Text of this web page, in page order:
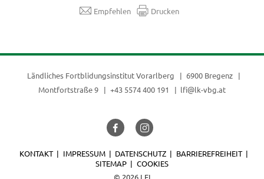
Empfehlen Drucken
Ländliches Fortblidungsinstitut Vorarlberg
6900 Bregenz
Montfortstraße 9
+43 5574 400 191 lfi@lk-vbg.at
KONTAKT IMPRESSUM DATENSCHUTZ
BARRIEREFREIHEIT
SITEMAP
COOKIES